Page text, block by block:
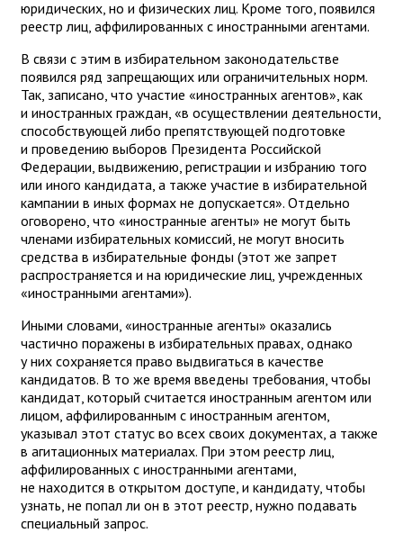
юридических, но и физических лиц. Кроме того, появился
реестр лиц, аффилированных с иностранными агентами.
В связи с этим в избирательном законодательстве
появился ряд запрещающих или ограничительных норм.
Так, записано, что участие «иностранных агентов», как
и иностранных граждан, «в осуществлении деятельности,
способствующей либо препятствующей подготовке
и проведению выборов Президента Российской
Федерации, выдвижению, регистрации и избранию того
или иного кандидата, а также участие в избирательной
кампании в иных формах не допускается». Отдельно
оговорено, что «иностранные агенты» не могут быть
членами избирательных комиссий, не могут вносить
средства в избирательные фонды (этот же запрет
распространяется и на юридические лиц, учрежденных
«иностранными агентами»).
Иными словами, «иностранные агенты» оказались
частично поражены в избирательных правах, однако
у них сохраняется право выдвигаться в качестве
кандидатов. В то же время введены требования, чтобы
кандидат, который считается иностранным агентом или
лицом, аффилированным с иностранным агентом,
указывал этот статус во всех своих документах, а также
в агитационных материалах. При этом реестр лиц,
аффилированных с иностранными агентами,
не находится в открытом доступе, и кандидату, чтобы
узнать, не попал ли он в этот реестр, нужно подавать
специальный запрос.